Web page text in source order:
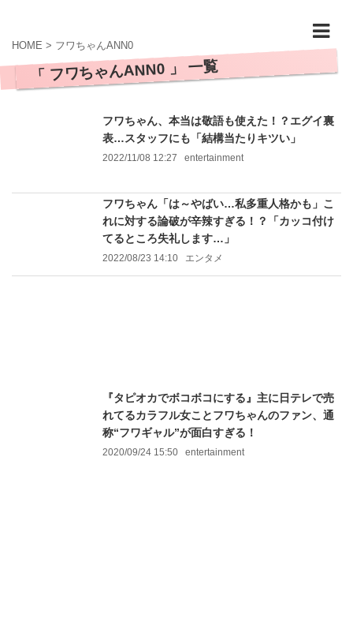
HOME > フワちゃんANN0
「 フワちゃんANN0 」 一覧
フワちゃん、本当は敬語も使えた！？エグイ裏
表…スタッフにも「結構当たりキツい」
2022/11/08 12:27 entertainment
フワちゃん「は～やばい…私多重人格かも」こ
れに対する論破が辛辣すぎる！？「カッコ付け
てるところ失礼します…」
2022/08/23 14:10 エンタメ
『タピオカでボコボコにする』主に日テレで売
れてるカラフル女ことフワちゃんのファン、通
称“フワギャル”が面白すぎる！
2020/09/24 15:50 entertainment